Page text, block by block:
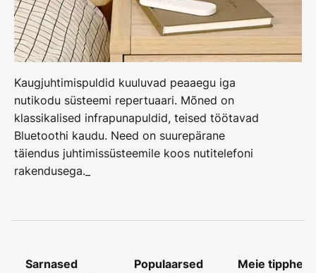
Kaugjuhtimispuldid kuuluvad peaaegu iga
nutikodu süsteemi repertuaari. Mõned on
klassikalised infrapunapuldid, teised töötavad
Bluetoothi kaudu. Need on suurepärane
täiendus juhtimissüsteemile koos nutitelefoni
rakendusega._
Sarnased
Populaarsed
Meie